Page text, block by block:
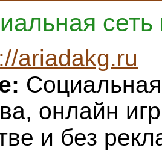
ariadakg.ru
онлайн
и без